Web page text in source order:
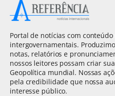
Portal de notícias com
intergovernamentais.
notas, relatórios e
nossos leitores possam criar
Geopolítica mundial. Nossas
pela credibilidade que nossa
interesse público.